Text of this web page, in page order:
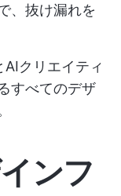
、抜け漏れを
クリエイティ
すべてのデザ
ンフ